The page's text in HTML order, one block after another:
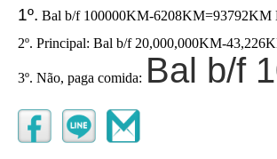
1º. Bal b/f 100000KM-6208KM=93792KM
2º. Principal: Bal b/f 20,000,000KM-
3º. Não, paga comida: Bal b/f